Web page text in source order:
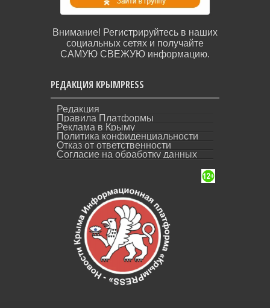
Внимание! Регистрируйтесь в наших
социальных сетях и получайте
САМУЮ СВЕЖУЮ информацию.
РЕДАКЦИЯ КРЫМPRESS
Редакция
Правила Платформы
Реклама в Крыму
Политика конфиденциальности
Отказ от ответственности
Согласие на обработку данных